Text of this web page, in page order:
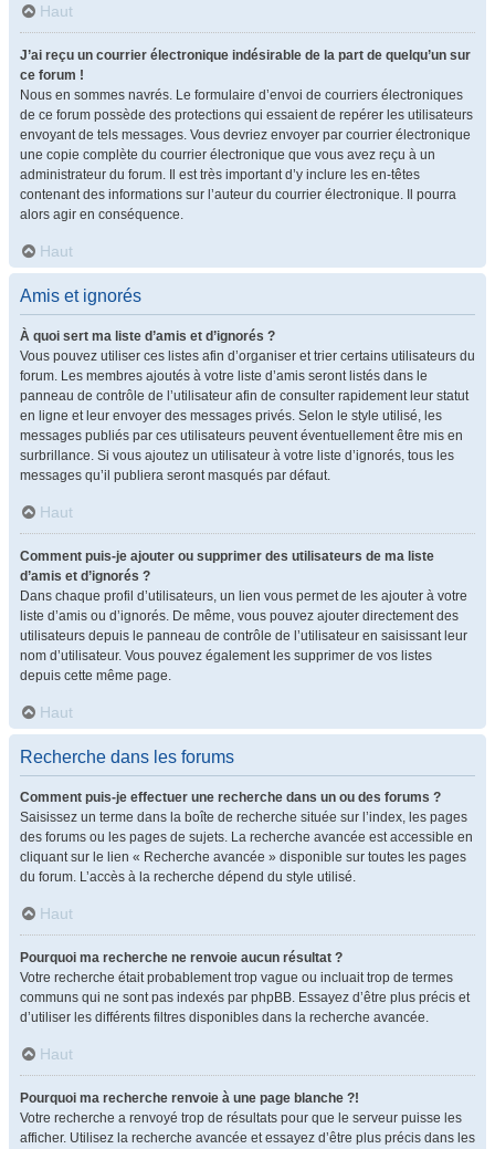
Haut
J’ai reçu un courrier électronique indésirable de la part de quelqu’un sur
ce forum !
Nous en sommes navrés. Le formulaire d’envoi de courriers électroniques
de ce forum possède des protections qui essaient de repérer les utilisateurs
envoyant de tels messages. Vous devriez envoyer par courrier électronique
une copie complète du courrier électronique que vous avez reçu à un
administrateur du forum. Il est très important d’y inclure les en-têtes
contenant des informations sur l’auteur du courrier électronique. Il pourra
alors agir en conséquence.
Haut
Amis et ignorés
À quoi sert ma liste d’amis et d’ignorés ?
Vous pouvez utiliser ces listes afin d’organiser et trier certains utilisateurs du
forum. Les membres ajoutés à votre liste d’amis seront listés dans le
panneau de contrôle de l’utilisateur afin de consulter rapidement leur statut
en ligne et leur envoyer des messages privés. Selon le style utilisé, les
messages publiés par ces utilisateurs peuvent éventuellement être mis en
surbrillance. Si vous ajoutez un utilisateur à votre liste d’ignorés, tous les
messages qu’il publiera seront masqués par défaut.
Haut
Comment puis-je ajouter ou supprimer des utilisateurs de ma liste
d’amis et d’ignorés ?
Dans chaque profil d’utilisateurs, un lien vous permet de les ajouter à votre
liste d’amis ou d’ignorés. De même, vous pouvez ajouter directement des
utilisateurs depuis le panneau de contrôle de l’utilisateur en saisissant leur
nom d’utilisateur. Vous pouvez également les supprimer de vos listes
depuis cette même page.
Haut
Recherche dans les forums
Comment puis-je effectuer une recherche dans un ou des forums ?
Saisissez un terme dans la boîte de recherche située sur l’index, les pages
des forums ou les pages de sujets. La recherche avancée est accessible en
cliquant sur le lien « Recherche avancée » disponible sur toutes les pages
du forum. L’accès à la recherche dépend du style utilisé.
Haut
Pourquoi ma recherche ne renvoie aucun résultat ?
Votre recherche était probablement trop vague ou incluait trop de termes
communs qui ne sont pas indexés par phpBB. Essayez d’être plus précis et
d’utiliser les différents filtres disponibles dans la recherche avancée.
Haut
Pourquoi ma recherche renvoie à une page blanche ?!
Votre recherche a renvoyé trop de résultats pour que le serveur puisse les
afficher. Utilisez la recherche avancée et essayez d’être plus précis dans les